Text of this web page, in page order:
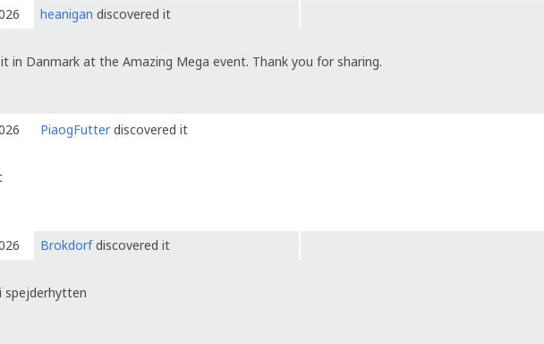
heanigan discovered it
in Danmark at the Amazing Mega event. Thank you for sharing.
PiaogFutterdiscovered it
Brokdorfdiscovered it
spejderhytten